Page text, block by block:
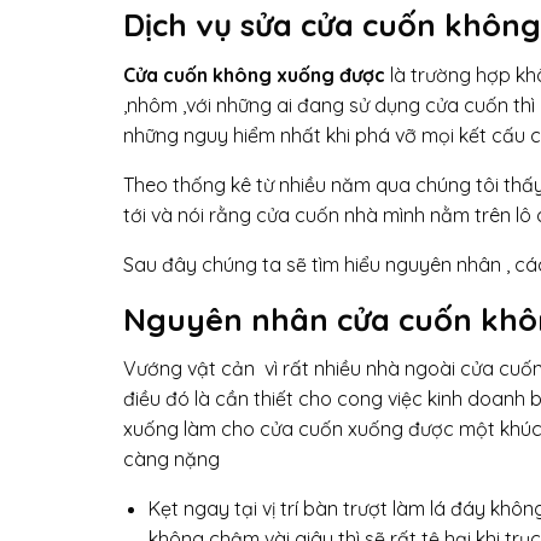
Dịch vụ sửa cửa cuốn
Cửa cuốn không xuống được là trường hợp
,nhôm ,với những ai đang sử dụng cửa cuốn
những nguy hiểm nhất khi phá vỡ mọi kết cấu
Theo thống kê từ nhiều năm qua chúng tôi
tới và nói rằng cửa cuốn nhà mình nằm trên
Sau đây chúng ta sẽ tìm hiểu nguyên nhân ,
Nguyên nhân cửa cuốn
Vướng vật cản vì rất nhiều nhà ngoài cửa
điều đó là cần thiết cho cong việc kinh doanh
xuống làm cho cửa cuốn xuống được một
càng nặng
Kẹt ngay tại vị trí bàn trượt làm lá đáy